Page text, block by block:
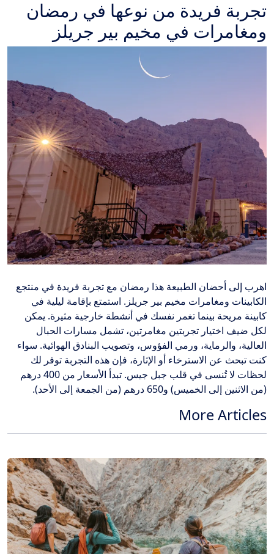
تجربة فريدة من نوعها في رمضان
ومغامرات في مخيم بير جريلز
اهرب إلى أحضان الطبيعة هذا رمضان مع تجربة فريدة في منتجع
الكابينات ومغامرات مخيم بير جريلز. استمتع بإقامة ليلية في
كابينة مريحة بينما تغمر نفسك في أنشطة خارجية مثيرة. يمكن
لكل ضيف اختيار تجربتين مغامرتين، تشمل مسارات الحبال
العالية، والرماية، ورمي الفؤوس، وتصويب البنادق الهوائية. سواء
كنت تبحث عن الاسترخاء أو الإثارة، فإن هذه التجربة توفر لك
لحظات لا تُنسى في قلب جبل جيس. تبدأ الأسعار من 400 درهم
(من الاثنين إلى الخميس) و650 درهم (من الجمعة إلى الأحد).
More Articles